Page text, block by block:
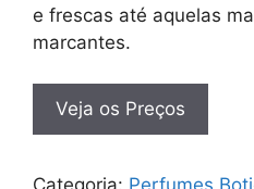
e frescas até aquelas
marcantes.
Veja os Preços
Categoria: Perfumes